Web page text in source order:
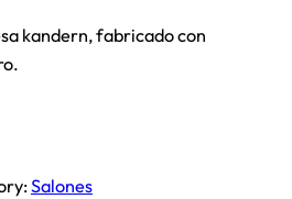
kandern, fabricado con
Salones